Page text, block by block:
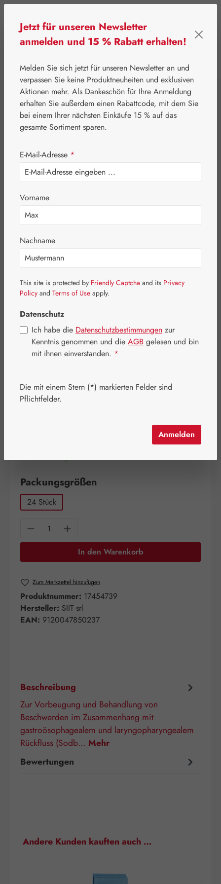
⌂ Handelswaren Medizinprodukte
Easygastril®
Kautabletten
Bildergalerie überspringen
Regulärer Preis:
12,20 €
Packungsgrößen
24 Stück
Produkt Anzahl: Gib den gewünschten
In den Warenkorb
Zum Merkzettel hinzufügen
Produktnummer: 17454739
Hersteller: SIIT srl
EAN: 9120047850237
Beschreibung
Zur Vorbeugung und Behandlung von
Beschwerden im Zusammenhang mit
gastroösophagealem und laryngopharyngealem
Rückfluss (Sodb… Mehr
Bewertungen
Produktgalerie überspringen
Andere Kunden kauften auch …
Jetzt für unseren Newsletter
anmelden und 15 % Rabatt erhalten!
Melden Sie sich jetzt für unseren Newsletter an und
verpassen Sie keine Produktneuheiten und exklusiven
Aktionen mehr. Als Dankeschön für Ihre Anmeldung
erhalten Sie außerdem einen Rabattcode, mit dem Sie
bei einem Ihrer nächsten Einkäufe 15 % auf das
gesamte Sortiment sparen.
E-Mail-Adresse *
Vorname
Nachname
This site is protected by Friendly Captcha and its Privacy
Policy and Terms of Use apply.
Datenschutz
Ich habe die Datenschutzbestimmungen zur
Kenntnis genommen und die AGB gelesen und bin
mit ihnen einverstanden. *
Die mit einem Stern (*) markierten Felder sind
Pflichtfelder.
Anmelden